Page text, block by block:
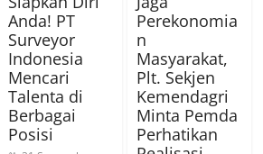
Anda! PT
Surveyor
Indonesia
Mencari
Talenta di
Berbagai
Posisi
Perekonomia
n
Masyarakat,
Plt. Sekjen
Kemendagri
Minta Pemda
Perhatikan